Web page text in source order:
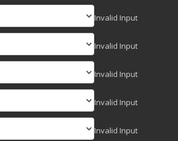
Invalid Input
Invalid Input
Invalid Input
Invalid Input
Invalid Input